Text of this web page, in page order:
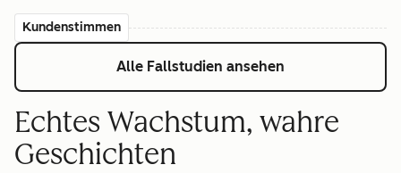
Kundenstimmen
Alle Fallstudien ansehen
Echtes Wachstum, wahre
Geschichten